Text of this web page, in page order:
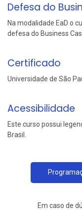
Defesa do
Na modalidade EaD o
defesa do Business
Certificado
Universidade de São
Acessibilidade
Este curso possui
Brasil.
Em caso de